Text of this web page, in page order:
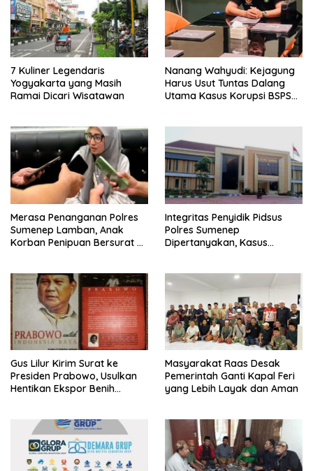
7 Kuliner Legendaris
Yogyakarta yang Masih
Ramai Dicari Wisatawan
Nanang Wahyudi: Kejagung
Harus Usut Tuntas Dalang
Utama Kasus Korupsi BSPS
Merasa Penanganan Polres
Sumenep Lamban, Anak
Korban Penipuan Bersurat ke
Integritas Penyidik Pidsus
Polres Sumenep
Dipertanyakan, Kasus
Kepastian
Gus Lilur Kirim Surat ke
Presiden Prabowo, Usulkan
Hentikan Ekspor Benih
Masyarakat Raas Desak
Pemerintah Ganti Kapal Feri
yang Lebih Layak dan Aman